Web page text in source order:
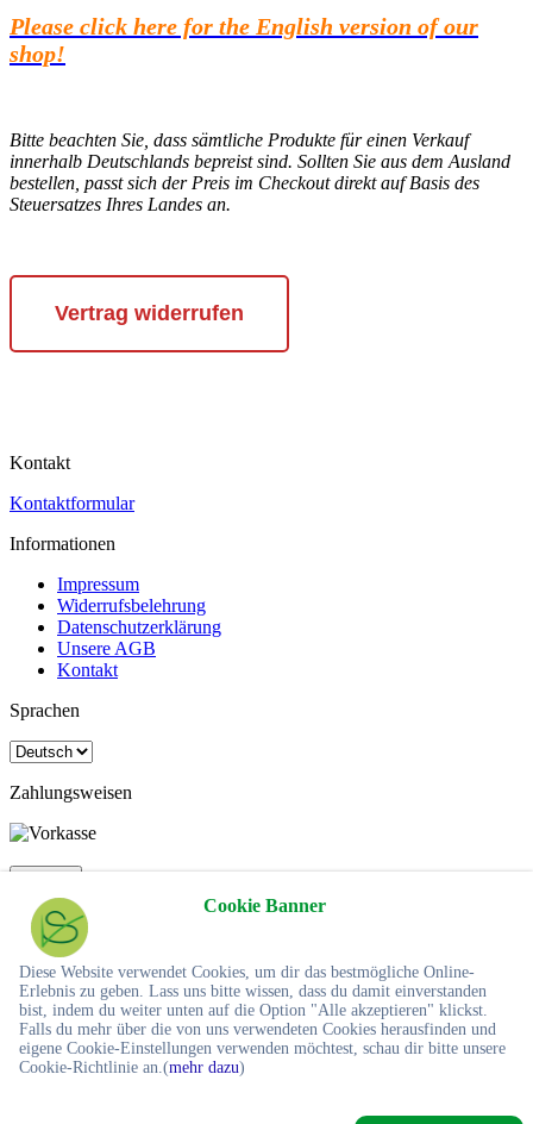
Cookie Banner
Diese Website verwendet Cookies, um dir das bestmögliche Online-
Erlebnis zu geben. Lass uns bitte wissen, dass du damit einverstanden
bist, indem du weiter unten auf die Option "Alle akzeptieren" klickst.
Falls du mehr über die von uns verwendeten Cookies herausfinden und
eigene Cookie-Einstellungen verwenden möchtest, schau dir bitte unsere
Cookie-Richtlinie an.(mehr dazu)
Please click here for the English version of our
shop!
Bitte beachten Sie, dass sämtliche Produkte für einen Verkauf
innerhalb Deutschlands bepreist sind. Sollten Sie aus dem Ausland
bestellen, passt sich der Preis im Checkout direkt auf Basis des
Steuersatzes Ihres Landes an.
Vertrag widerrufen
Kontakt
Kontaktformular
Informationen
Impressum
Widerrufsbelehrung
Datenschutzerklärung
Unsere AGB
Kontakt
Sprachen
Zahlungsweisen
Anmelden
E-Mail-Adresse*
Passwort*
Passwort vergessen?
* notwendige Informationen
Anmelden